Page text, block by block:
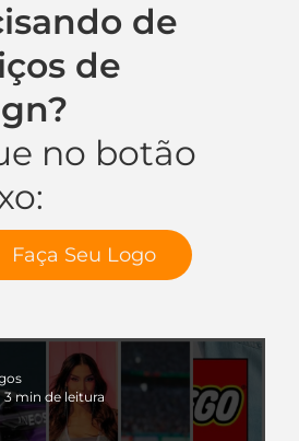
de
de
no botão
Faça Seu Logo
3 min de leitura